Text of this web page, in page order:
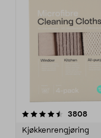
3808
Kjøkkenrengjøring
4.5av 5